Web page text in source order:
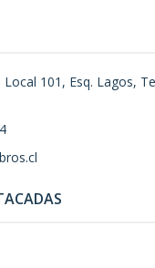
101, Esq. Lagos,